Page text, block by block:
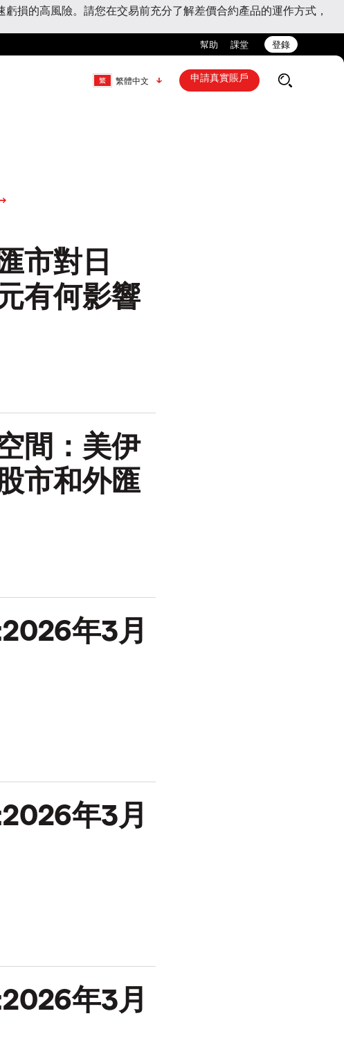
損的高風險。請您在交易前充分了解差價合約產品的運作方式，
幫助 課堂 登錄
繁體中文 申請真實賬戶
市對日
有何影響
間：美伊
市和外匯
年3月
年3月
年3月